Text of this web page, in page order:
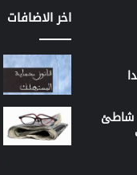
شاطئ
اخر الاضافات